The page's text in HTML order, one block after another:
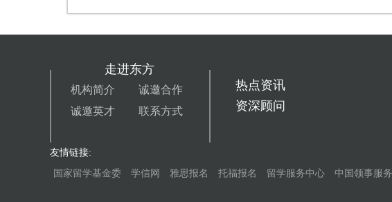
走进东方
机构简介
诚邀合作
诚邀英才
联系方式
热点资讯
资深顾问
友情链接:
国家留学基金委
学信网 雅思报名 托福报名 留学服务中心 中国领事服